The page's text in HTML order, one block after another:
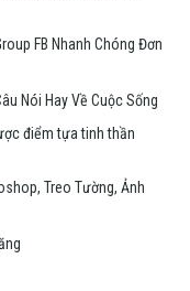
FB Nhanh Chóng Đơn
Nói Hay Về Cuộc Sống
điểm tựa tinh thần
Treo Tường, Ảnh